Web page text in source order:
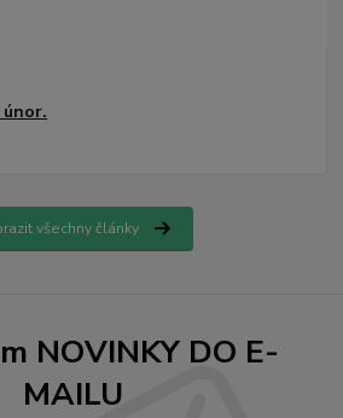
všechny články
NOVINKY DO E-
MAILU